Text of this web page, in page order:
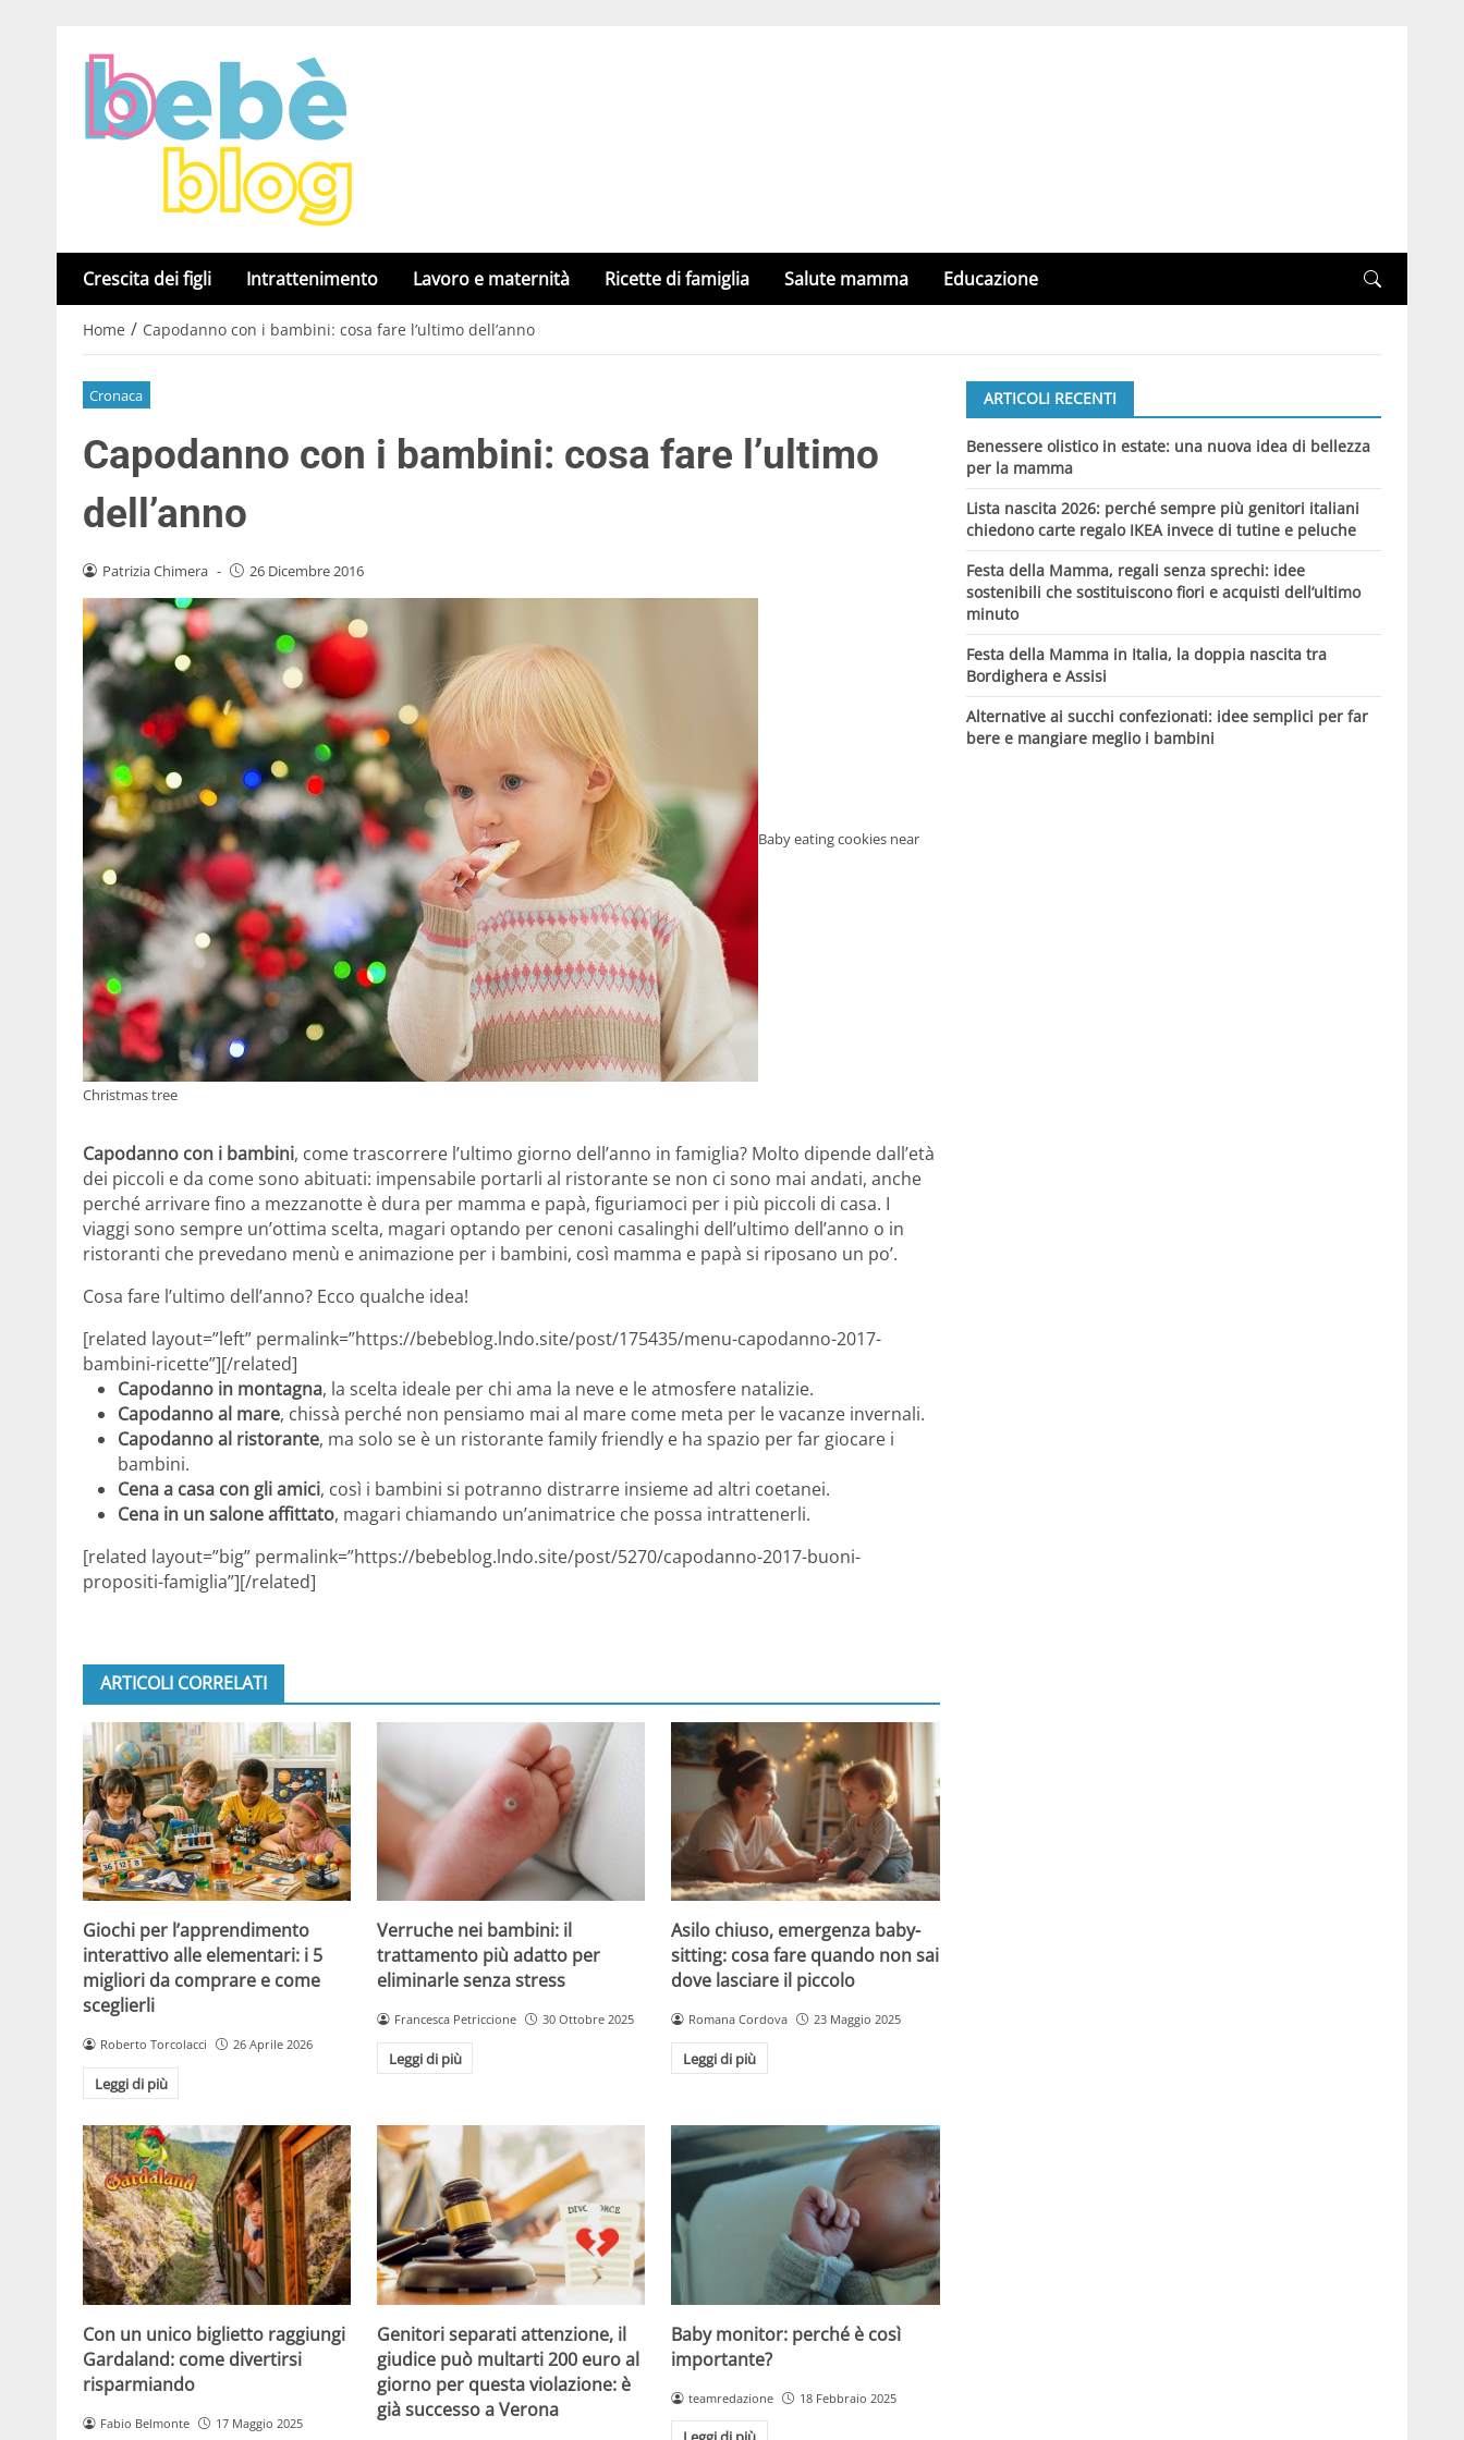
Crescita dei figli Intrattenimento Lavoro e maternità Ricette di famiglia Salute mamma Educazione
Home / Capodanno con i bambini: cosa fare l’ultimo dell’anno
Cronaca
Capodanno con i bambini: cosa fare l’ultimo
dell’anno
Patrizia Chimera - 26 Dicembre 2016
Baby eating cookies near
Christmas tree
Capodanno con i bambini, come trascorrere l’ultimo giorno dell’anno in famiglia? Molto dipende dall’età
dei piccoli e da come sono abituati: impensabile portarli al ristorante se non ci sono mai andati, anche
perché arrivare fino a mezzanotte è dura per mamma e papà, figuriamoci per i più piccoli di casa. I
viaggi sono sempre un’ottima scelta, magari optando per cenoni casalinghi dell’ultimo dell’anno o in
ristoranti che prevedano menù e animazione per i bambini, così mamma e papà si riposano un po’.
Cosa fare l’ultimo dell’anno? Ecco qualche idea!
[related layout=”left” permalink=”https://bebeblog.lndo.site/post/175435/menu-capodanno-2017-
bambini-ricette”][/related]
Capodanno in montagna, la scelta ideale per chi ama la neve e le atmosfere natalizie.
Capodanno al mare, chissà perché non pensiamo mai al mare come meta per le vacanze invernali.
Capodanno al ristorante, ma solo se è un ristorante family friendly e ha spazio per far giocare i
bambini.
Cena a casa con gli amici, così i bambini si potranno distrarre insieme ad altri coetanei.
Cena in un salone affittato, magari chiamando un’animatrice che possa intrattenerli.
[related layout=”big” permalink=”https://bebeblog.lndo.site/post/5270/capodanno-2017-buoni-
propositi-famiglia”][/related]
ARTICOLI CORRELATI
Giochi per l’apprendimento
interattivo alle elementari: i 5
migliori da comprare e come
sceglierli
Roberto Torcolacci 26 Aprile 2026
Leggi di più
Verruche nei bambini: il
trattamento più adatto per
eliminarle senza stress
Francesca Petriccione 30 Ottobre 2025
Leggi di più
Asilo chiuso, emergenza baby-
sitting: cosa fare quando non sai
dove lasciare il piccolo
Romana Cordova 23 Maggio 2025
Leggi di più
Con un unico biglietto raggiungi
Gardaland: come divertirsi
risparmiando
Fabio Belmonte 17 Maggio 2025
Genitori separati attenzione, il
giudice può multarti 200 euro al
giorno per questa violazione: è
già successo a Verona
Baby monitor: perché è così
importante?
teamredazione 18 Febbraio 2025
ARTICOLI RECENTI
Benessere olistico in estate: una nuova idea di bellezza
per la mamma
Lista nascita 2026: perché sempre più genitori italiani
chiedono carte regalo IKEA invece di tutine e peluche
Festa della Mamma, regali senza sprechi: idee
sostenibili che sostituiscono fiori e acquisti dell’ultimo
minuto
Festa della Mamma in Italia, la doppia nascita tra
Bordighera e Assisi
Alternative ai succhi confezionati: idee semplici per far
bere e mangiare meglio i bambini